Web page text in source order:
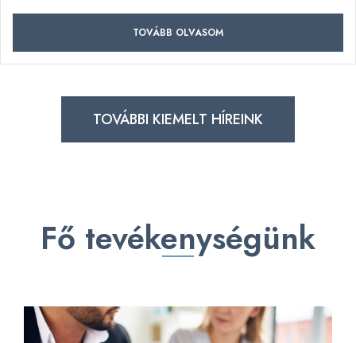
TOVÁBB OLVASOM
TOVÁBBI KIEMELT HÍREINK
Fő tevékenységünk